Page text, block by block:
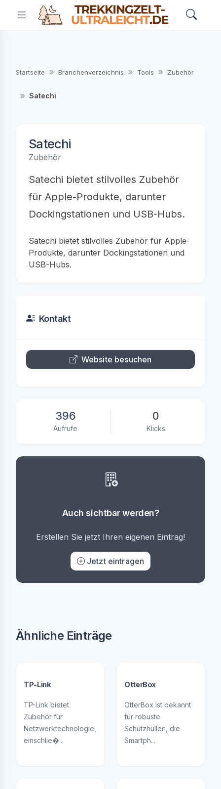
Startseite Branchenverzeichnis Tools Zubehör
Satechi
Satechi
Zubehör
Satechi bietet stilvolles Zubehör
für Apple-Produkte, darunter
Dockingstationen und USB-Hubs.
Satechi bietet stilvolles Zubehör für Apple-
Produkte, darunter Dockingstationen und
USB-Hubs.
Kontakt
Website besuchen
396
Aufrufe
0
Klicks
Auch sichtbar werden?
Erstellen Sie jetzt Ihren eigenen Eintrag!
Jetzt eintragen
Ähnliche Einträge
TP-Link
TP-Link bietet
Zubehör für
Netzwerktechnologie,
einschlie�...
OtterBox
OtterBox ist bekannt
für robuste
Schutzhüllen, die
Smartph...